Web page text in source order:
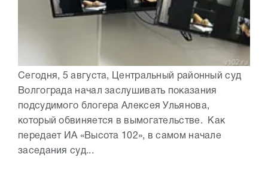
Сегодня, 5 августа, Центральный районный суд
Волгограда начал заслушивать показания
подсудимого блогера Алексея Ульянова,
который обвиняется в вымогательстве. Как
передает ИА «Высота 102», в самом начале
заседания суд...